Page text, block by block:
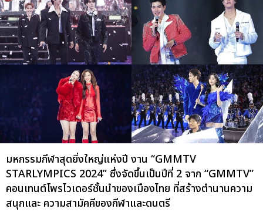
มหกรรมกีฬาสุดยิ่งใหญ่แห่งปี งาน “GMMTV
STARLYMPICS 2024” ซึ่งจัดขึ้นเป็นปีที่ 2 จาก “GMMTV”
คอนเทนต์โพรไวเดอร์ชั้นนำของเมืองไทย ที่สร้างตำนานความ
สนุกและ ความสามัคคีของกีฬาและดนตรี